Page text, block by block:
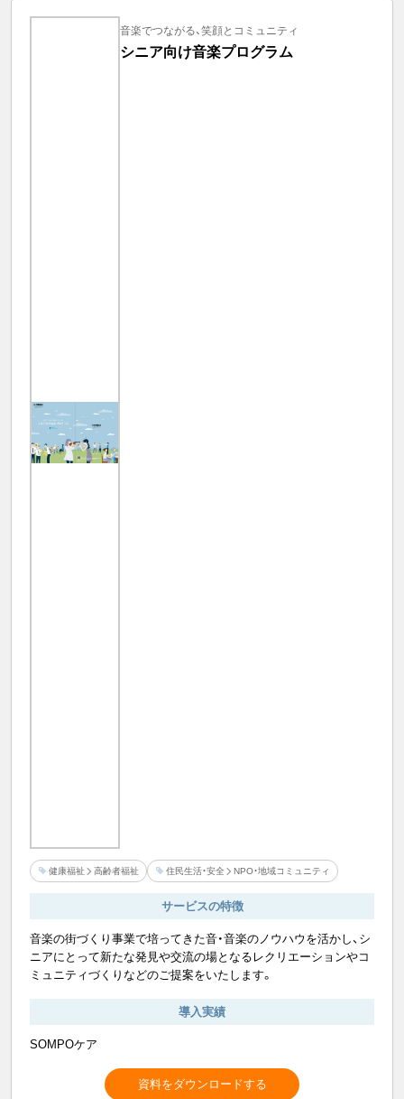
音楽でつながる、笑顔とコミュニティ
シニア向け音楽プログラム
健康福祉 高齢者福祉 住民生活・安全 NPO・地域コミュニティ
サービスの特徴
音楽の街づくり事業で培ってきた音・音楽のノウハウを活かし、シ
ニアにとって新たな発見や交流の場となるレクリエーションやコ
ミュニティづくりなどのご提案をいたします。
導入実績
SOMPOケア
資料をダウンロードする